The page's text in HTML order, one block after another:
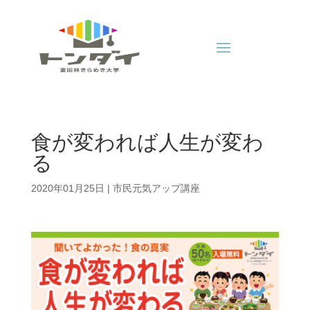
食が変われば人生が変わ
る
2020年01月25日 | 市民元気アップ講座